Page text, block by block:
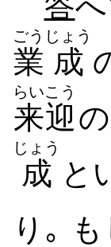
業
ごう
成
じょう
来迎
らいこう
の
成
じょう
と
り｡ も